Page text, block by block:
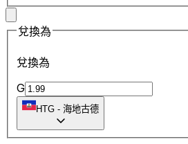
兌換為
兌換為
G
HTG - 海地古德